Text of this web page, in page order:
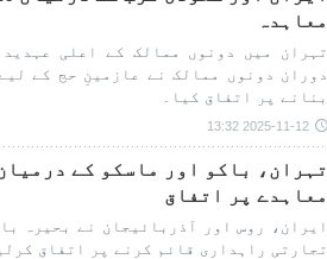
معاہدہ
تہران میں دونوں ممالک کے اعلی
دوران دونوں ممالک نے عازمینِ حج کے
بنانے پر اتفاق کیا۔
2025-11-12 13:32
تہران، باکو اور ماسکو کے
معاہدے پر اتفاق
ایران، روس اور آذربائیجان نے بحیرہ
تجارتی راہداری قائم کرنے پر اتفاق